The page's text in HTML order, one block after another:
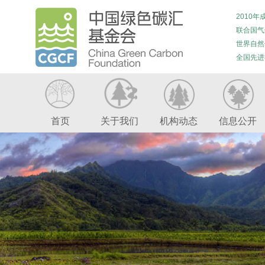
2010年
联合国
世界自
全国先
首页 关于我们 机构动态 信息公开